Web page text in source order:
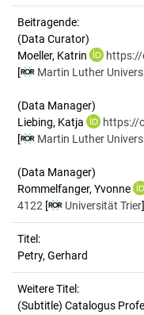
Beitragende:
(Data Curator)
Moeller, Katrin
[
Martin Luther
(Data Manager)
Liebing, Katja
https://
[
Martin Luther
(Data Manager)
Rommelfanger, Yvonne
4122 [ Universität Trier]
Titel:
Petry, Gerhard
Weitere Titel:
(Subtitle) Catalogus